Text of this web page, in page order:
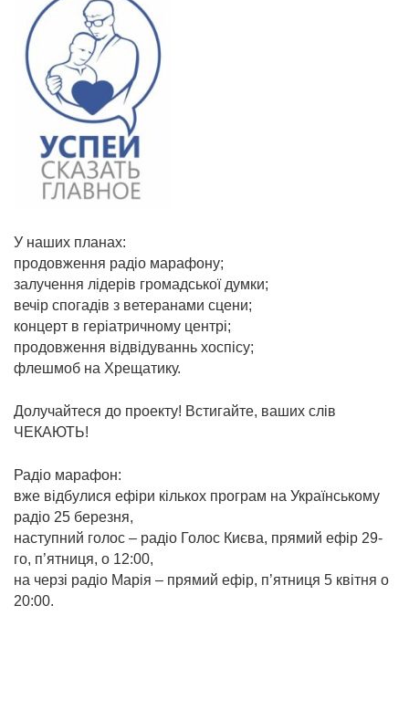
У наших планах:
продовження радіо марафону;
залучення лідерів громадської думки;
вечір спогадів з ветеранами сцени;
концерт в геріатричному центрі;
продовження відвідуваннь хоспісу;
флешмоб на Хрещатику.
Долучайтеся до проекту! Встигайте, ваших слів
ЧЕКАЮТЬ!
Радіо марафон:
вже відбулися ефіри кількох програм на Українському
радіо 25 березня,
наступний голос – радіо Голос Києва, прямий ефір 29-
го, п’ятниця, о 12:00,
на черзі радіо Марія – прямий ефір, п’ятниця 5 квітня о
20:00.